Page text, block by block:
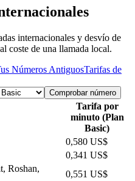
internacionales y desvío de
coste de una llamada local.
Números AntiguosTarifas de
Comprobar número
Tarifa por
minuto (Plan
Basic)
0,580 US$
0,341 US$
Roshan,
0,551 US$